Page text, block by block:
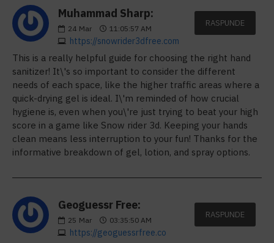
Muhammad Sharp:
24 Mar 11:05:57 AM
https://snowrider3dfree.com
RASPUNDE
This is a really helpful guide for choosing the right hand
sanitizer! It\'s so important to consider the different
needs of each space, like the higher traffic areas where a
quick-drying gel is ideal. I\'m reminded of how crucial
hygiene is, even when you\'re just trying to beat your high
score in a game like Snow rider 3d. Keeping your hands
clean means less interruption to your fun! Thanks for the
informative breakdown of gel, lotion, and spray options.
Geoguessr Free:
25 Mar 03:35:50 AM
https://geoguessrfree.co
RASPUNDE